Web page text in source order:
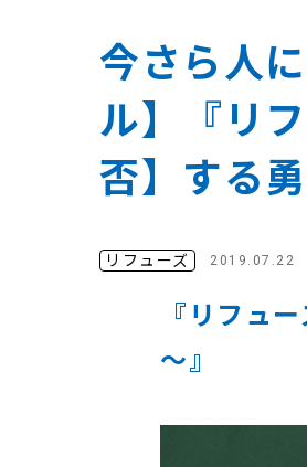
今さら人
ル】『リ
否】する勇
リフューズ 2019.07.22
『リフュ
～』